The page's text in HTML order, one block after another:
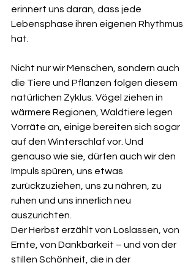
erinnert uns daran, dass jede
Lebensphase ihren eigenen Rhythmus
hat.
Nicht nur wir Menschen, sondern auch
die Tiere und Pflanzen folgen diesem
natürlichen Zyklus. Vögel ziehen in
wärmere Regionen, Waldtiere legen
Vorräte an, einige bereiten sich sogar
auf den Winterschlaf vor. Und
genauso wie sie, dürfen auch wir den
Impuls spüren, uns etwas
zurückzuziehen, uns zu nähren, zu
ruhen und uns innerlich neu
auszurichten.
Der Herbst erzählt von Loslassen, von
Ernte, von Dankbarkeit – und von der
stillen Schönheit, die in der